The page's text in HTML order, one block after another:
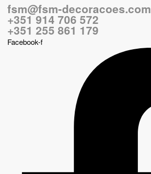
fsm@fsm-decoracoes.com
+351 914 706 572
+351 255 861 179
Facebook-f